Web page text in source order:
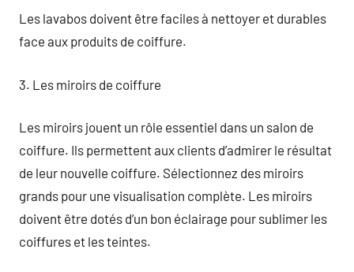
Les lavabos doivent être faciles à nettoyer et durables
face aux produits de coiffure.
3. Les miroirs de coiffure
Les miroirs jouent un rôle essentiel dans un salon de
coiffure. Ils permettent aux clients d’admirer le résultat
de leur nouvelle coiffure. Sélectionnez des miroirs
grands pour une visualisation complète. Les miroirs
doivent être dotés d’un bon éclairage pour sublimer les
coiffures et les teintes.